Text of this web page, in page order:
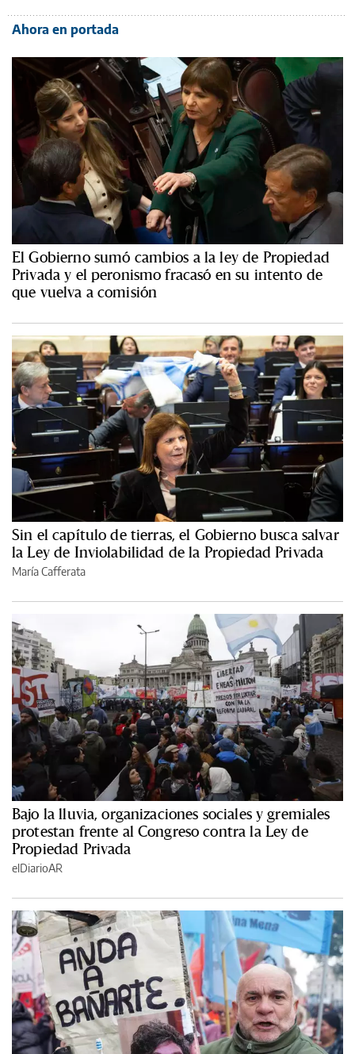
Ahora en portada
El Gobierno sumó cambios a la ley de Propiedad
Privada y el peronismo fracasó en su intento de
que vuelva a comisión
Sin el capítulo de tierras, el Gobierno busca salvar
la Ley de Inviolabilidad de la Propiedad Privada
María Cafferata
Bajo la lluvia, organizaciones sociales y gremiales
protestan frente al Congreso contra la Ley de
Propiedad Privada
elDiarioAR